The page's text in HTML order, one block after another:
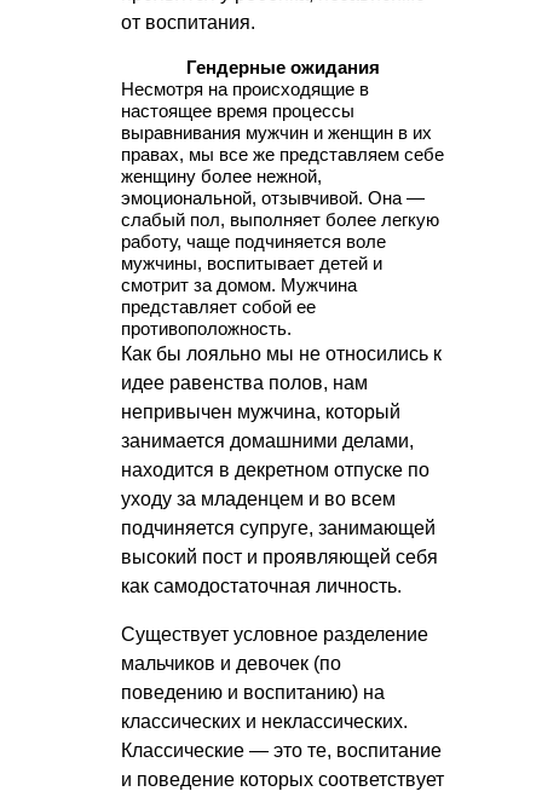
от воспитания.
Гендерные ожидания
Несмотря на происходящие в
настоящее время процессы
выравнивания мужчин и женщин в их
правах, мы все же представляем себе
женщину более нежной,
эмоциональной, отзывчивой. Она —
слабый пол, выполняет более легкую
работу, чаще подчиняется воле
мужчины, воспитывает детей и
смотрит за домом. Мужчина
представляет собой ее
противоположность.
Как бы лояльно мы не относились к
идее равенства полов, нам
непривычен мужчина, который
занимается домашними делами,
находится в декретном отпуске по
уходу за младенцем и во всем
подчиняется супруге, занимающей
высокий пост и проявляющей себя
как самодостаточная личность.
Существует условное разделение
мальчиков и девочек (по
поведению и воспитанию) на
классических и неклассических.
Классические — это те, воспитание
и поведение которых соответствует